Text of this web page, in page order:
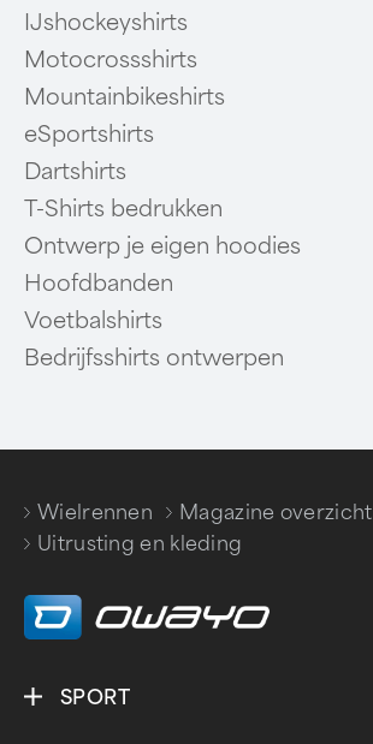
IJshockeyshirts
Motocrossshirts
Mountainbikeshirts
eSportshirts
Dartshirts
T-Shirts bedrukken
Ontwerp je eigen hoodies
Hoofdbanden
Voetbalshirts
Bedrijfsshirts ontwerpen
Wielrennen
/
Magazine overzicht
/
Uitrusting en kleding
SPORT